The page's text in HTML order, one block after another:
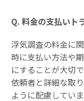
Q. 料金の支払いト
浮気調査の料金に
時に支払い方法や
にすることが大切
依頼者と詳細な取
ように配慮してい